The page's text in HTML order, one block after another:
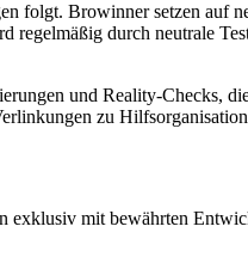
folgt. Browinner setzen auf
regelmäßig durch neutrale
und Reality-Checks,
zu
exklusiv mit bewährten